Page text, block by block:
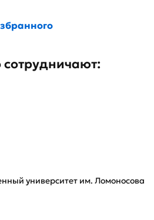
университет им. Ломоносова